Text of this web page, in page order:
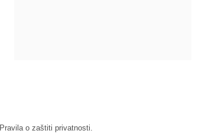
Pravila o zaštiti privatnosti.